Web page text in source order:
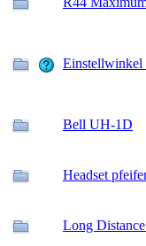
Einstellwinkel
Bell UH-1D
Headset
Long